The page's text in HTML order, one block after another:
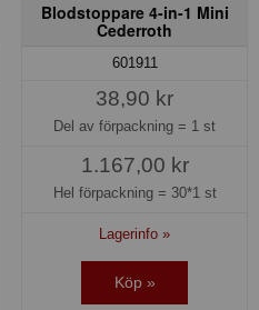
Blodstoppare 4-in-1 Mini
Cederroth
601911
38,90 kr
Del av förpackning = 1 st
1.167,00 kr
Hel förpackning = 30*1 st
Lagerinfo »
Köp »